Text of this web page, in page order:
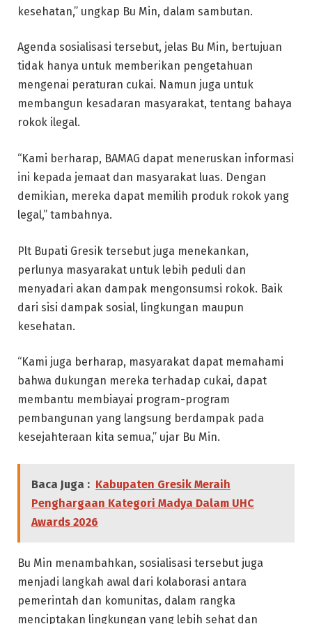
kesehatan,” ungkap Bu Min, dalam sambutan.
Agenda sosialisasi tersebut, jelas Bu Min, bertujuan
tidak hanya untuk memberikan pengetahuan
mengenai peraturan cukai. Namun juga untuk
membangun kesadaran masyarakat, tentang bahaya
rokok ilegal.
“Kami berharap, BAMAG dapat meneruskan informasi
ini kepada jemaat dan masyarakat luas. Dengan
demikian, mereka dapat memilih produk rokok yang
legal,” tambahnya.
Plt Bupati Gresik tersebut juga menekankan,
perlunya masyarakat untuk lebih peduli dan
menyadari akan dampak mengonsumsi rokok. Baik
dari sisi dampak sosial, lingkungan maupun
kesehatan.
“Kami juga berharap, masyarakat dapat memahami
bahwa dukungan mereka terhadap cukai, dapat
membantu membiayai program-program
pembangunan yang langsung berdampak pada
kesejahteraan kita semua,” ujar Bu Min.
Baca Juga : Kabupaten Gresik Meraih
Penghargaan Kategori Madya Dalam UHC
Awards 2026
Bu Min menambahkan, sosialisasi tersebut juga
menjadi langkah awal dari kolaborasi antara
pemerintah dan komunitas, dalam rangka
menciptakan lingkungan yang lebih sehat dan